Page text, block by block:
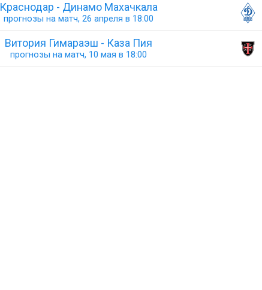
Краснодар - Динамо Махачкала
прогнозы на матч, 26 апреля в 18:00
Витория Гимараэш - Каза Пия
прогнозы на матч, 10 мая в 18:00